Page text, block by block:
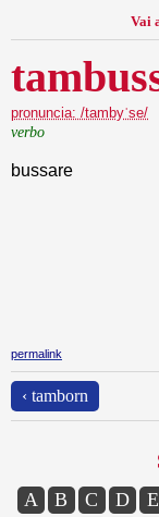
Vai
pronuncia: /tambyˈse/
verbo
bussare
permalink
‹ tamborn
A B C D E